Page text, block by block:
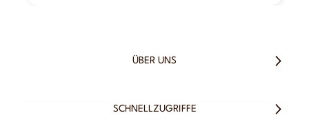
ÜBER UNS
SCHNELLZUGRIFFE